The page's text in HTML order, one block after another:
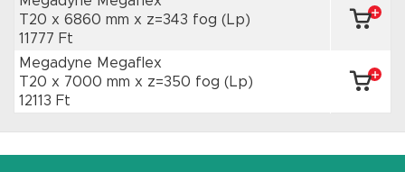
T20 x 6860 mm x z=343 fog (Lp)
11777 Ft
Megadyne Megaflex
T20 x 7000 mm x z=350 fog (Lp)
12113 Ft